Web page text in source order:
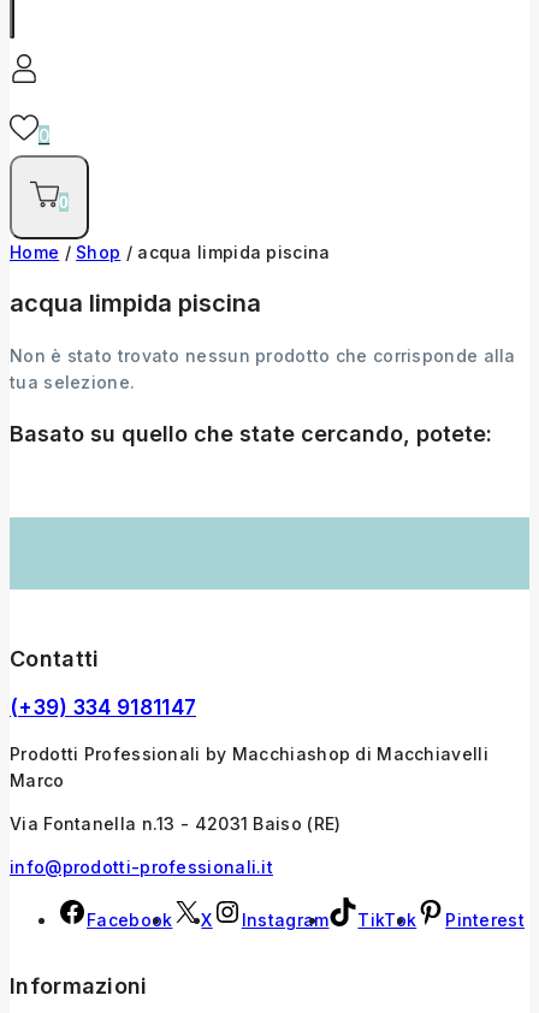
0
0
Home / Shop / acqua limpida piscina
acqua limpida piscina
Non è stato trovato nessun prodotto che corrisponde alla
tua selezione.
Basato su quello che state cercando, potete:
Contatti
(+39) 334 9181147
Prodotti Professionali by Macchiashop di Macchiavelli
Marco
Via Fontanella n.13 - 42031 Baiso (RE)
info@prodotti-professionali.it
Facebook X Instagram TikTok Pinterest
Informazioni